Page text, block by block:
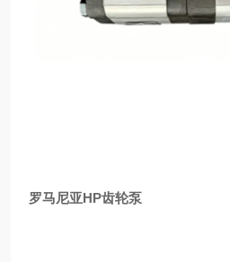
罗马尼亚HP齿轮泵